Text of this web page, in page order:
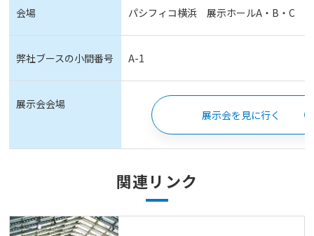
会場 パシフィコ横浜 展示ホールA・B・C
弊社ブースの小間番号 A-1
展示会会場
展示会を見に行く
関連リンク